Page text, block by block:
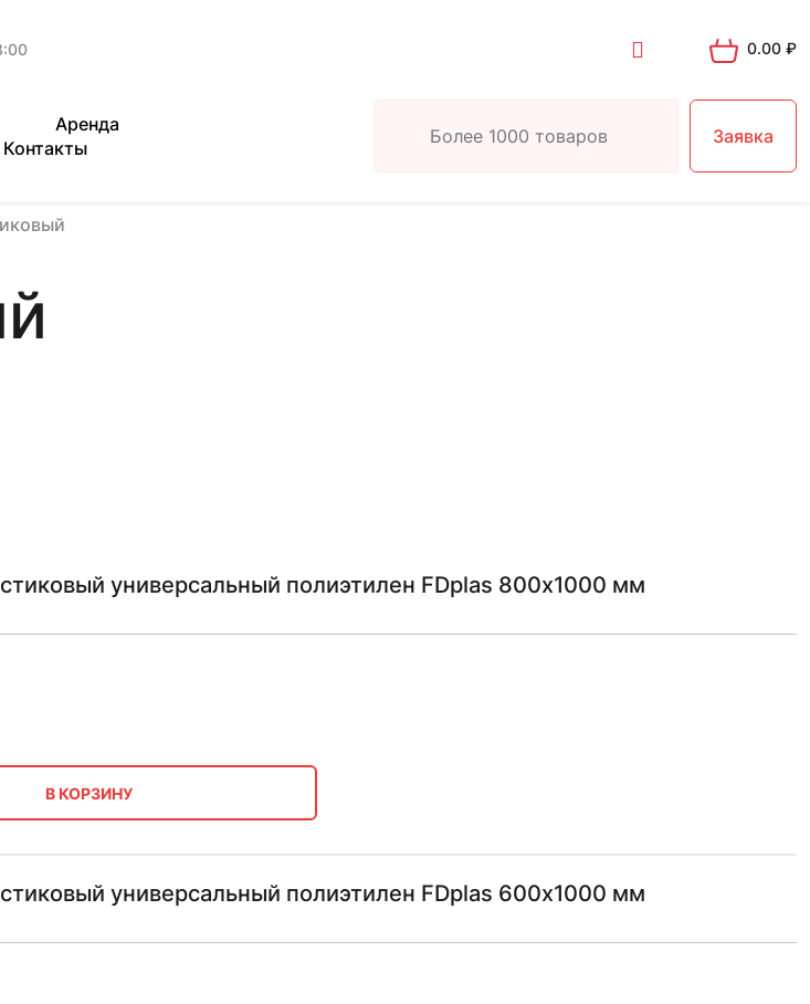
0.00 ₽
Аренда
Контакты
Заявка
универсальный полиэтилен FDplas 800х1000 мм
В КОРЗИНУ
универсальный полиэтилен FDplas 600х1000 мм